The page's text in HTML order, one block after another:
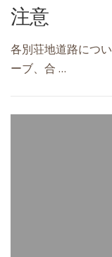
注意
各別荘地道路につ
ーブ、合 …